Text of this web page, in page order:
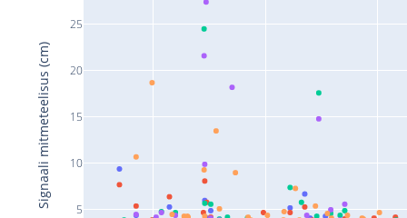
5
10
15
20
25
Signaali mitmeteelisus (cm)